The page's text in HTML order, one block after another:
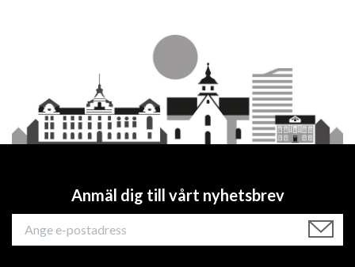
Anmäl dig till vårt nyhetsbrev